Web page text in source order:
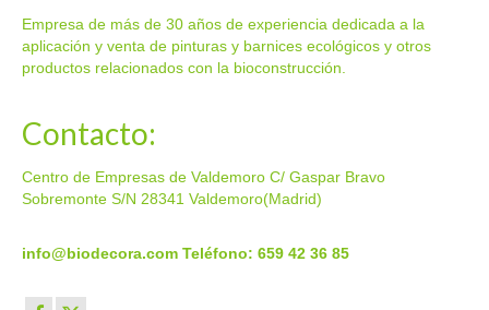
Empresa de más de 30 años de experiencia dedicada a la
aplicación y venta de pinturas y barnices ecológicos y otros
productos relacionados con la bioconstrucción.
Contacto:
Centro de Empresas de Valdemoro C/ Gaspar Bravo
Sobremonte S/N 28341 Valdemoro(Madrid)
info@biodecora.com Teléfono: 659 42 36 85